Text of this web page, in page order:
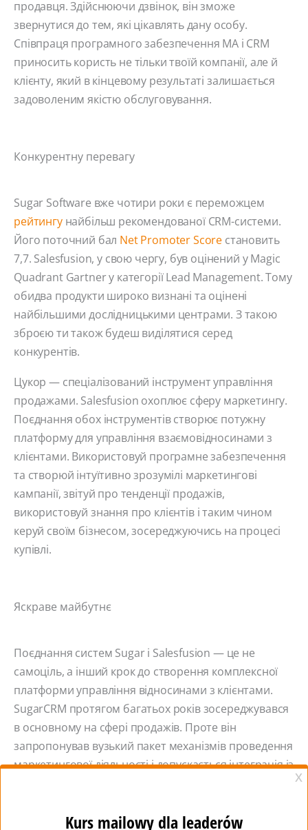
продавця. Здійснюючи дзвінок, він зможе
звернутися до тем, які цікавлять дану особу.
Співпраця програмного забезпечення MA і CRM
приносить користь не тільки твоїй компанії, але й
клієнту, який в кінцевому результаті залишається
задоволеним якістю обслуговування.
Конкурентну перевагу
Sugar Software вже чотири роки є переможцем
рейтингунайбільш рекомендованої CRM-системи.
Його поточний бал Net Promoter Score становить
7,7. Salesfusion, у свою чергу, був оцінений у Magic
Quadrant Gartner у категорії Lead Management. Тому
обидва продукти широко визнані та оцінені
найбільшими дослідницькими центрами. З такою
зброєю ти також будеш виділятися серед
конкурентів.
Цукор — спеціалізований інструмент управління
продажами. Salesfusion охоплює сферу маркетингу.
Поєднання обох інструментів створює потужну
платформу для управління взаємовідносинами з
клієнтами. Використовуй програмне забезпечення
та створюй інтуїтивно зрозумілі маркетингові
кампанії, звітуй про тенденції продажів,
використовуй знання про клієнтів і таким чином
керуй своїм бізнесом, зосереджуючись на процесі
купівлі.
Яскраве майбутнє
Поєднання систем Sugar і Salesfusion — це не
самоціль, а інший крок до створення комплексної
платформи управління відносинами з клієнтами.
SugarCRM протягом багатьох років зосереджувався
в основному на сфері продажів. Проте він
запропонував вузький пакет механізмів проведення
маркетингової діяльності і допускається інтеграція із
до того Ти отримуєш 360-градусний огляд процесу